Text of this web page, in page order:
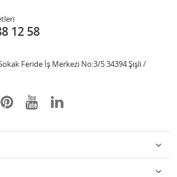
12 58
Feride İş Merkezi No:3/5 34394 Şişli /